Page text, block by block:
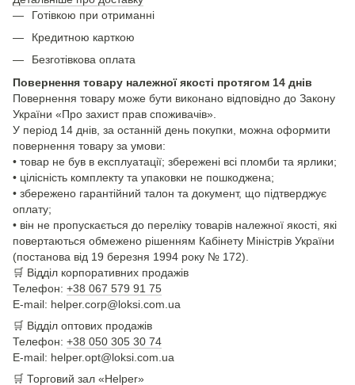
Готівкою при отриманні
Кредитною карткою
Безготівкова оплата
Повернення товару належної якості протягом 14 днів
Повернення товару може бути виконано відповідно до Закону
України «Про захист прав споживачів».
У період 14 днів, за останній день покупки, можна оформити
повернення товару за умови:
• товар не був в експлуатації; збережені всі пломби та ярлики;
• цілісність комплекту та упаковки не пошкоджена;
• збережено гарантійний талон та документ, що підтверджує
оплату;
• він не пропускається до переліку товарів належної якості, які
повертаються обмежено рішенням Кабінету Міністрів України
(постанова від 19 березня 1994 року № 172).
🛒 Відділ корпоративних продажів
Телефон: +38 067 579 91 75
E-mail: helper.corp@loksi.com.ua
🛒 Відділ оптових продажів
Телефон: +38 050 305 30 74
E-mail: helper.opt@loksi.com.ua
🛒 Торговий зал «Helper»